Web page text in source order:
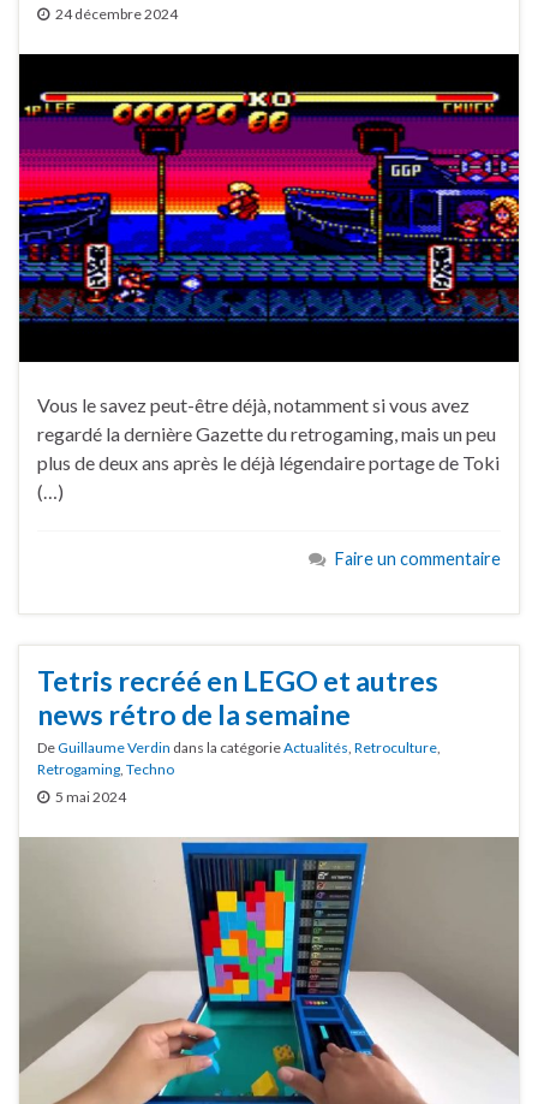
24 décembre 2024
Vous le savez peut-être déjà, notamment si vous avez
regardé la dernière Gazette du retrogaming, mais un peu
plus de deux ans après le déjà légendaire portage de Toki
(…)
Faire un commentaire
Tetris recréé en LEGO et autres
news rétro de la semaine
DeGuillaume Verdin dans la catégorieActualités Retroculture
Retrogaming Techno
5 mai 2024